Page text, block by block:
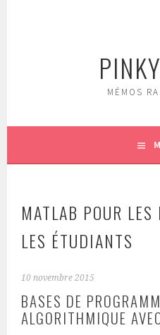
MÉMOS
MATLAB POUR LES
LES ÉTUDIANTS
10 novembre 2015
BASES DE
ALGORITHMIQUE